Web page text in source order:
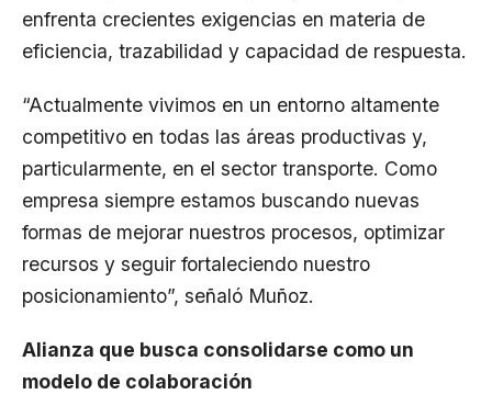
enfrenta crecientes exigencias en materia de
eficiencia, trazabilidad y capacidad de respuesta.
“Actualmente vivimos en un entorno altamente
competitivo en todas las áreas productivas y,
particularmente, en el sector transporte. Como
empresa siempre estamos buscando nuevas
formas de mejorar nuestros procesos, optimizar
recursos y seguir fortaleciendo nuestro
posicionamiento”, señaló Muñoz.
Alianza que busca consolidarse como un
modelo de colaboración